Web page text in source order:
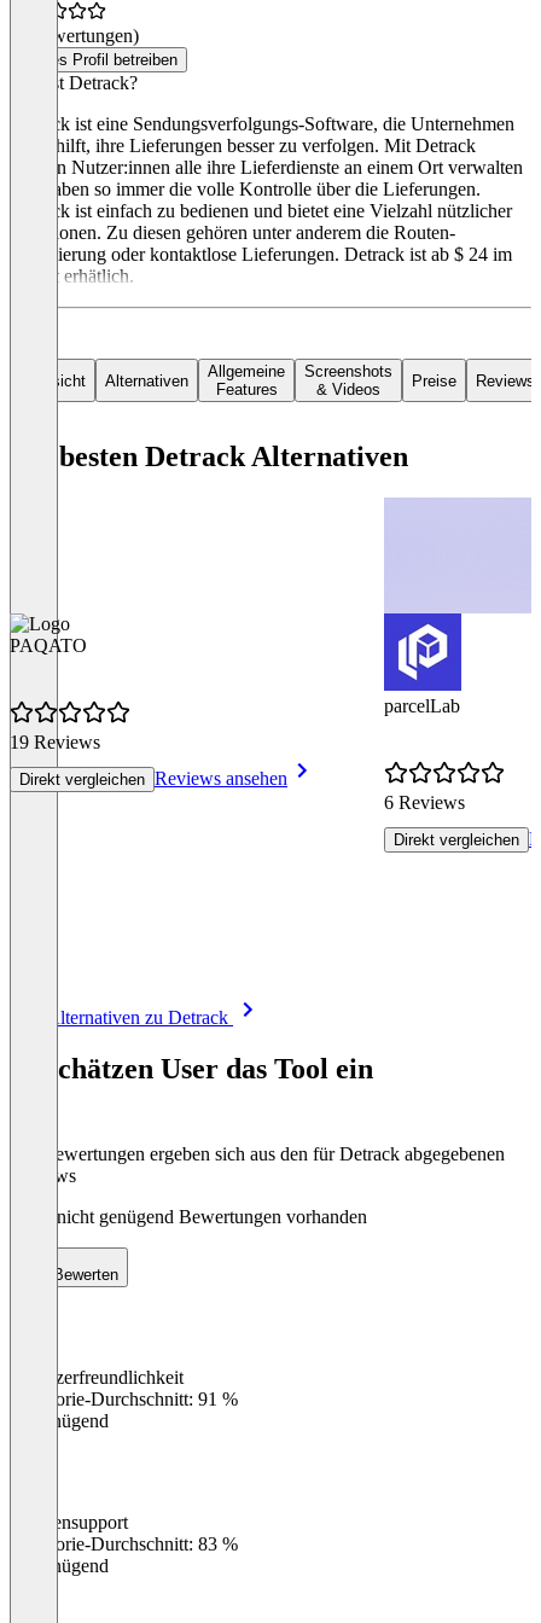
(0 Bewertungen)
Dieses Profil betreiben
Was ist Detrack?
Detrack ist eine Sendungsverfolgungs-Software, die Unternehmen
dabei hilft, ihre Lieferungen besser zu verfolgen. Mit Detrack
können Nutzer:innen alle ihre Lieferdienste an einem Ort verwalten
und haben so immer die volle Kontrolle über die Lieferungen.
Detrack ist einfach zu bedienen und bietet eine Vielzahl nützlicher
Funktionen. Zu diesen gehören unter anderem die Routen-
Optimierung oder kontaktlose Lieferungen. Detrack ist ab $ 24 im
Monat erhätlich.
Übersicht Alternativen
Allgemeine
Features
Screenshots
& Videos
Preise Reviews
Die besten Detrack Alternativen
PAQATO
19 Reviews
Direkt vergleichen Reviews ansehen
parcelLab
6 Reviews
Direkt vergleichen
Alle Alternativen zu Detrack
So schätzen User das Tool ein
Die Bewertungen ergeben sich aus den für Detrack abgegebenen
Reviews
Noch nicht genügend Bewertungen vorhanden
Bewerten
Benutzerfreundlichkeit
Kategorie-Durchschnitt: 91 %
Ungenügend
Kundensupport
Kategorie-Durchschnitt: 83 %
Ungenügend